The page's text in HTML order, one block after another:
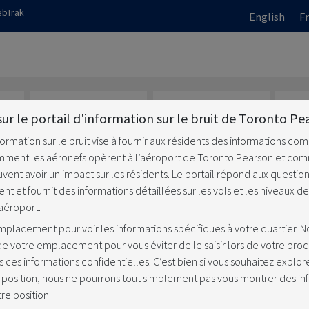
English
le portail d'information sur le bruit de Toronto
sur le bruit vise à fournir aux résidents des informations
les aéronefs opèrent à l’aéroport de Toronto Pearson et
avoir un impact sur les résidents. Le portail répond aux
et fournit des informations détaillées sur les vols et les niveaux
pour voir les informations spécifiques à votre quartier.
votre emplacement pour vous éviter de le saisir lors de votre
ces informations confidentielles. C’est bien si vous souhaitez
nous ne pourrons tout simplement pas vous montrer des
position
Quelque chose a
changé
Comment le bruit
est géré à
l'aéroport
au bruit